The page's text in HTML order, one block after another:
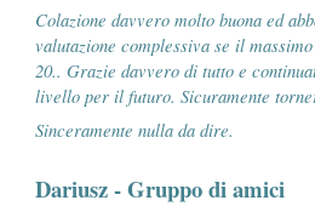
Colazione davvero molto buona ed
valutazione complessiva se il
20.. Grazie davvero di tutto e
livello per il futuro. Sicuramente
Sinceramente nulla da dire.
Dariusz - Gruppo di amici